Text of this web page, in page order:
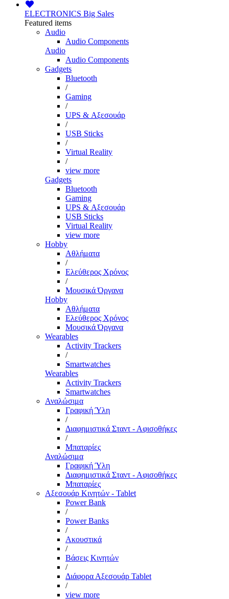
ELECTRONICS Big Sales
Featured items
Audio
Audio Components
Audio
Audio Components
Gadgets
Bluetooth
/
Gaming
/
UPS & Αξεσουάρ
/
USB Sticks
/
Virtual Reality
/
view more
Gadgets
Bluetooth
Gaming
UPS & Αξεσουάρ
USB Sticks
Virtual Reality
view more
Hobby
Αθλήματα
/
Ελεύθερος Χρόνος
/
Μουσικά Όργανα
Hobby
Αθλήματα
Ελεύθερος Χρόνος
Μουσικά Όργανα
Wearables
Activity Trackers
/
Smartwatches
Wearables
Activity Trackers
Smartwatches
Αναλώσιμα
Γραφική Ύλη
/
Διαφημιστικά Σταντ - Αφισοθήκες
/
Μπαταρίες
Αναλώσιμα
Γραφική Ύλη
Διαφημιστικά Σταντ - Αφισοθήκες
Μπαταρίες
Αξεσουάρ Κινητών - Tablet
Power Bank
/
Power Banks
/
Ακουστικά
/
Βάσεις Κινητών
/
Διάφορα Αξεσουάρ Tablet
/
view more